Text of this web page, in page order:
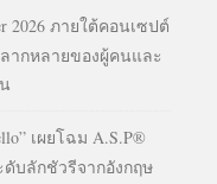
2026 ภายใต้คอนเซปต์
ลากหลายของผู้คนและ
เผยโฉม A.S.P®
ดับลักชัวรีจากอังกฤษ